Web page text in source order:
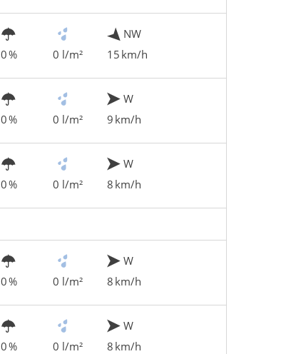
0 % 0 l/m²
NW
15 km/h
0 % 0 l/m²
W
9 km/h
0 % 0 l/m²
W
8 km/h
0 % 0 l/m²
W
8 km/h
0 % 0 l/m²
W
8 km/h